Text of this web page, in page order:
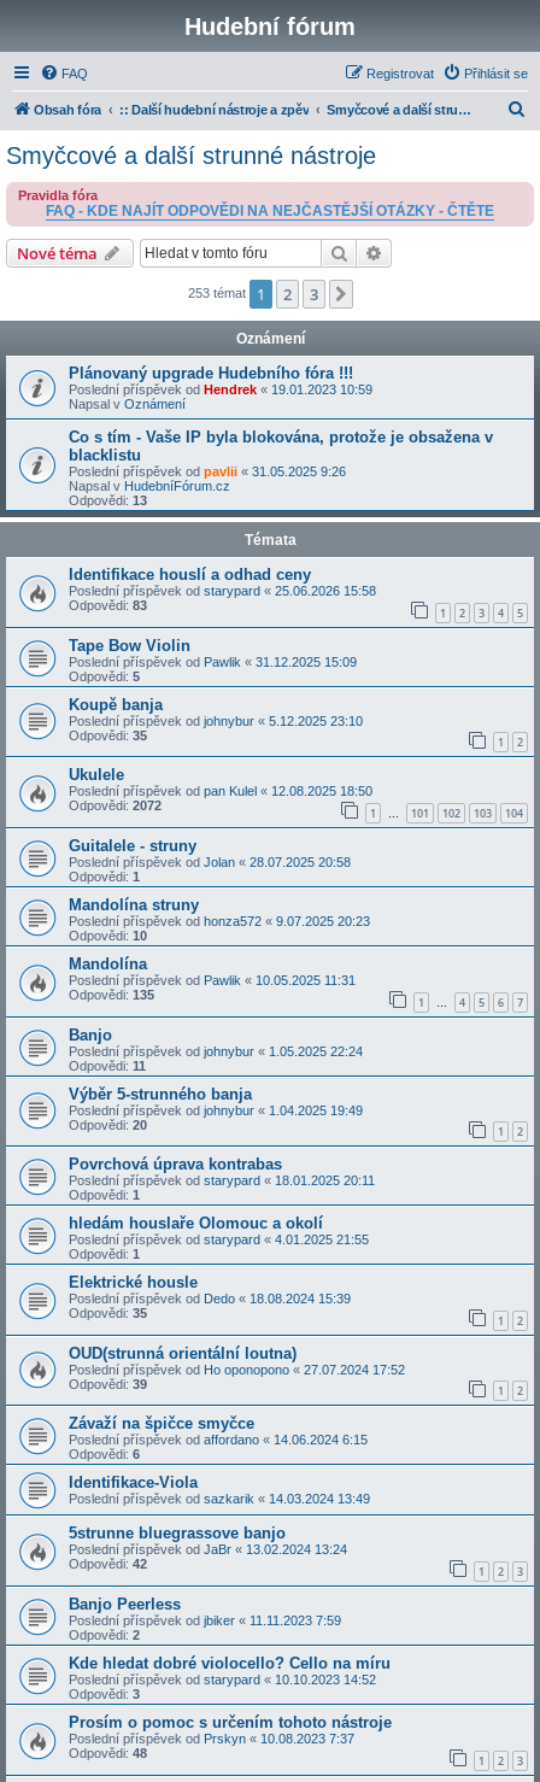
Hudební fórum
FAQ Přihlásit se
Registrovat
Obsah fóra :: Další hudební nástroje a zpěv Smyčcové a další strunné nástroje
a
Smyčcové a další strunné nástroje
Pravidla fóra
FAQ - KDE NAJÍT ODPOVĚDI NA NEJČASTĚJŠÍ OTÁZKY - ČTĚTE
Nové téma Hledat
253 témat 1 2 3
Oznámení
Plánovaný upgrade Hudebního fóra !!!
Poslední příspěvek od Hendrek « 19.01.2023 10:59
Napsal v Oznámení
Co s tím - Vaše IP byla blokována, protože je obsažena v
blacklistu
Poslední příspěvek od pavlii « 31.05.2025 9:26
Napsal v HudebníFórum.cz
Odpovědi: 13
Témata
Identifikace houslí a odhad ceny
Poslední příspěvek od starypard « 25.06.2026 15:58
Odpovědi: 83 1 2 3 4 5
Tape Bow Violin
Poslední příspěvek od Pawlik « 31.12.2025 15:09
Odpovědi: 5
Koupě banja
Poslední příspěvek od johnybur « 5.12.2025 23:10
Odpovědi: 35 1 2
Ukulele
Poslední příspěvek od pan Kulel « 12.08.2025 18:50
Odpovědi: 2072 1 … 101 102 103 104
Guitalele - struny
Poslední příspěvek od Jolan « 28.07.2025 20:58
Odpovědi: 1
Mandolína struny
Poslední příspěvek od honza572 « 9.07.2025 20:23
Odpovědi: 10
Mandolína
Poslední příspěvek od Pawlik « 10.05.2025 11:31
Odpovědi: 135 1 … 4 5 6 7
Banjo
Poslední příspěvek od johnybur « 1.05.2025 22:24
Odpovědi: 11
Výběr 5-strunného banja
Poslední příspěvek od johnybur « 1.04.2025 19:49
Odpovědi: 20 1 2
Povrchová úprava kontrabas
Poslední příspěvek od starypard « 18.01.2025 20:11
Odpovědi: 1
hledám houslaře Olomouc a okolí
Poslední příspěvek od starypard « 4.01.2025 21:55
Odpovědi: 1
Elektrické housle
Poslední příspěvek od Dedo « 18.08.2024 15:39
Odpovědi: 35 1 2
OUD(strunná orientální loutna)
Poslední příspěvek od Ho oponopono « 27.07.2024 17:52
Odpovědi: 39 1 2
Závaží na špičce smyčce
Poslední příspěvek od affordano « 14.06.2024 6:15
Odpovědi: 6
Identifikace-Viola
Poslední příspěvek od sazkarik « 14.03.2024 13:49
5strunne bluegrassove banjo
Poslední příspěvek od JaBr « 13.02.2024 13:24
Odpovědi: 42 1 2 3
Banjo Peerless
Poslední příspěvek od jbiker « 11.11.2023 7:59
Odpovědi: 2
Kde hledat dobré violocello? Cello na míru
Poslední příspěvek od starypard « 10.10.2023 14:52
Odpovědi: 3
Prosím o pomoc s určením tohoto nástroje
Poslední příspěvek od Prskyn « 10.08.2023 7:37
Odpovědi: 48 1 2 3